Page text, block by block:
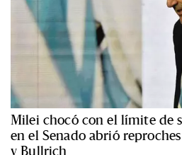
Milei chocó con el límite de
en el Senado abrió
y Bullrich